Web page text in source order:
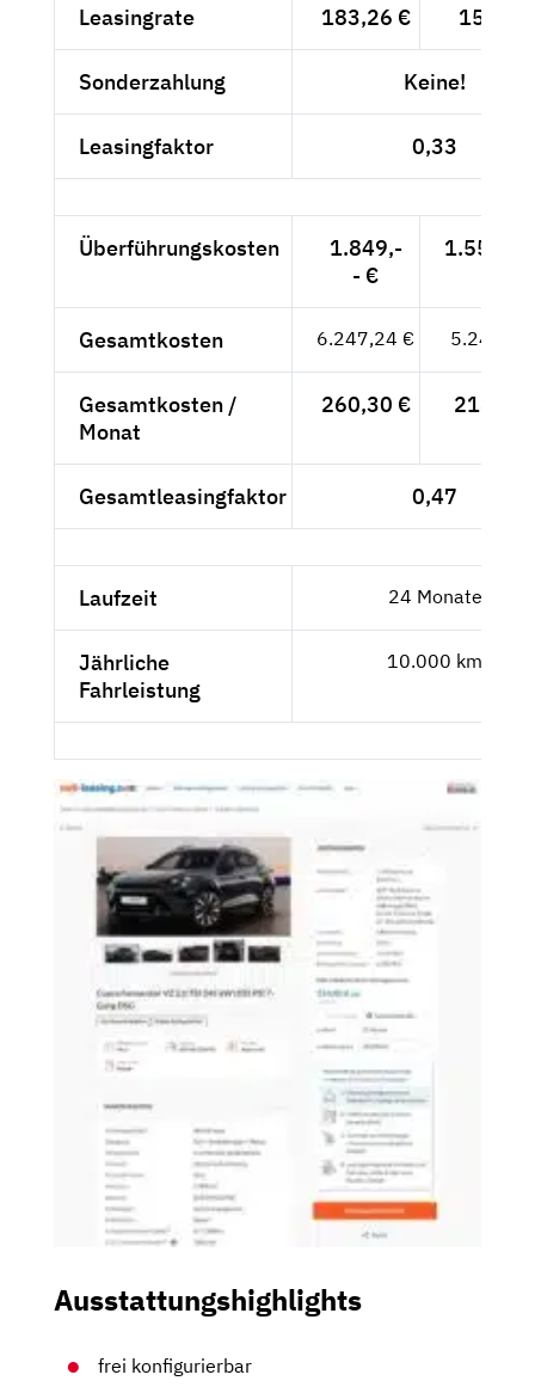
Leasingrate 183,26 € 154,--
Sonderzahlung Keine!
Leasingfaktor 0,33
Überführungskosten
1.849,-
- €
Gesamtkosten 6.247,24 € 5.249,78
Gesamtkosten /
Monat
260,30 € 218,74
Gesamtleasingfaktor 0,47
Laufzeit 24 Monate
Jährliche
Fahrleistung
10.000 km
Ausstattungshighlights
frei konfigurierbar